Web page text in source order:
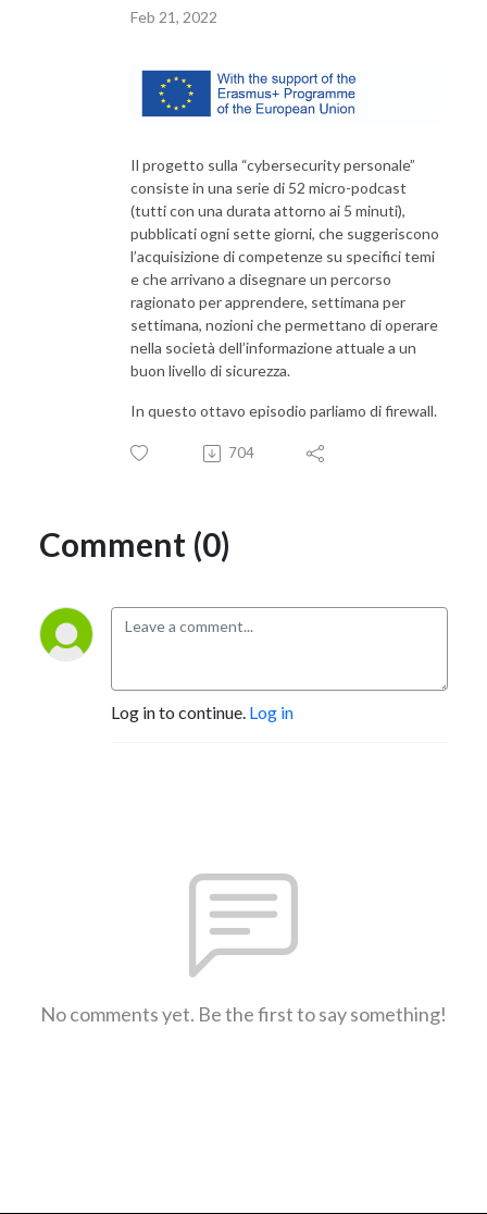
Feb 21, 2022
Il progetto sulla “cybersecurity personale”
consiste in una serie di 52 micro-podcast
(tutti con una durata attorno ai 5 minuti),
pubblicati ogni sette giorni, che suggeriscono
l’acquisizione di competenze su specifici temi
e che arrivano a disegnare un percorso
ragionato per apprendere, settimana per
settimana, nozioni che permettano di operare
nella società dell’informazione attuale a un
buon livello di sicurezza.
In questo ottavo episodio parliamo di firewall.
704
Comment (0)
Log in to continue. Log in
No comments yet. Be the first to say something!